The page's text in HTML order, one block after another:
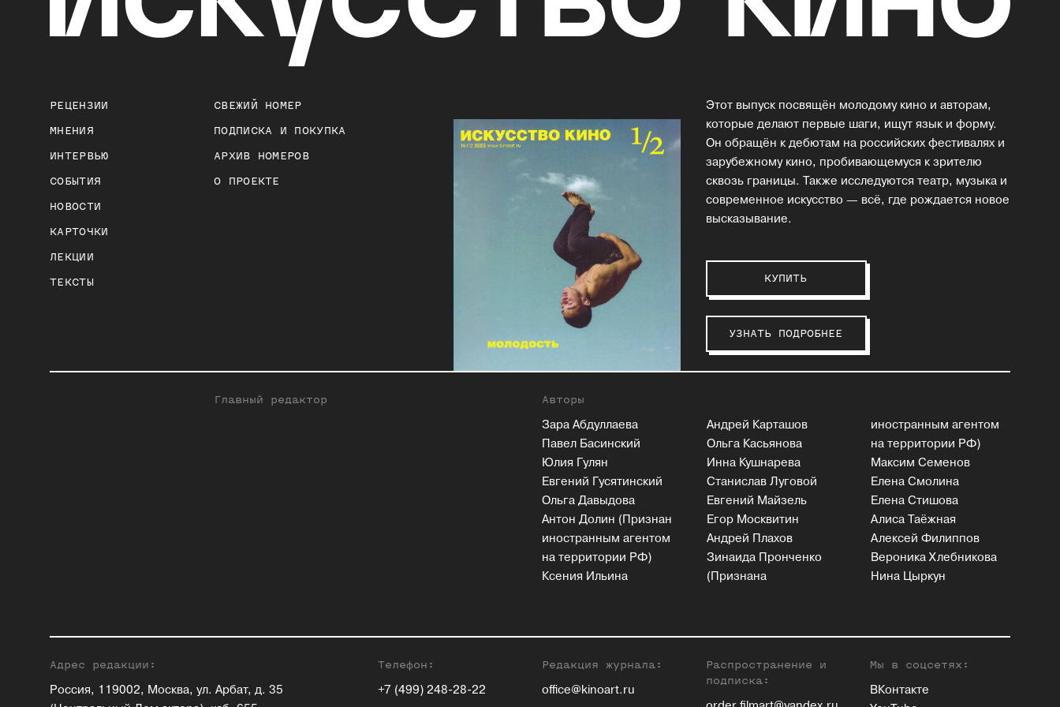
РЕЦЕНЗИИ
МНЕНИЯ
ИНТЕРВЬЮ
СОБЫТИЯ
НОВОСТИ
КАРТОЧКИ
ЛЕКЦИИ
ТЕКСТЫ
СВЕЖИЙ НОМЕР
ПОДПИСКА И ПОКУПКА
АРХИВ НОМЕРОВ
О ПРОЕКТЕ
Этот выпуск посвящён молодому кино и авторам,
которые делают первые шаги, ищут язык и форму.
Он обращён к дебютам на российских фестивалях и
зарубежному кино, пробивающемуся к зрителю
сквозь границы. Также исследуются театр, музыка и
современное искусство — всё, где рождается новое
высказывание.
КУПИТЬ
УЗНАТЬ ПОДРОБНЕЕ
Главный редактор Авторы
Зара Абдуллаева
Павел Басинский
Юлия Гулян
Евгений Гусятинский
Ольга Давыдова
Антон Долин (Признан
иностранным агентом
на территории РФ)
Ксения Ильина
Андрей Карташов
Ольга Касьянова
Инна Кушнарева
Станислав Луговой
Евгений Майзель
Егор Москвитин
Андрей Плахов
Зинаида Пронченко
(Признана
иностранным агентом
на территории РФ)
Максим Семенов
Елена Смолина
Елена Стишова
Алиса Таёжная
Алексей Филиппов
Вероника Хлебникова
Нина Цыркун
Адрес редакции:
Россия, 119002, Москва, ул. Арбат, д. 35
Телефон:
+7 (499) 248-28-22
Редакция журнала:
office@kinoart.ru
Распространение и
подписка:
Мы в соцсетях:
ВКонтакте